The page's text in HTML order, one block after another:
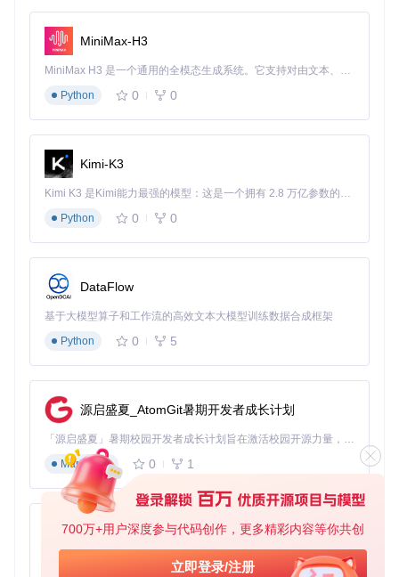
700万+用户深度参与代码创作，更多精彩内容等你共创
立即登录/注册
MiniMax-H3
MiniMax H3 是一个通用的全模态生成系统。它支持对由文本、图像、视频和音频组成的多模态上下文进行统一理解，并能生成分辨率高达 2K、时长可达 15 秒的带原生立体声音频的视频。得益于面向任务泛化的系统设计，H3 在预训练阶段就已具备广泛的多模态上下文理解与生成能力，能够出色地执行复杂的多模态指令。
Python
0 0
Kimi-K3
Kimi K3 是Kimi能力最强的模型：这是一个拥有 2.8 万亿参数的混合专家（MoE）模型，具备原生视觉理解能力，并支持 100 万 token 的上下文窗口。
Python
0 0
DataFlow
基于大模型算子和工作流的高效文本大模型训练数据合成框架
Python
0 5
源启盛夏_AtomGit暑期开发者成长计划
「源启盛夏」暑期校园开发者成长计划旨在激活校园开源力量，通过积分激励、认证扶持、资源倾斜等形式，引导高校组织和开发者完成「入驻 — 建项目 — 做贡献 — 获认证 — 得资源」的完整闭环。无论你是想带领社团入驻平台的组织者，还是希望用代码贡献证明自己的开发者，都能在这里找到属于你的成长路径。
Markdown
0 1
py-xiaozhi
基于Python的Xiaozhi AI，适用于想要完整Xiaozhi体验而无需拥有专用硬件的用户。